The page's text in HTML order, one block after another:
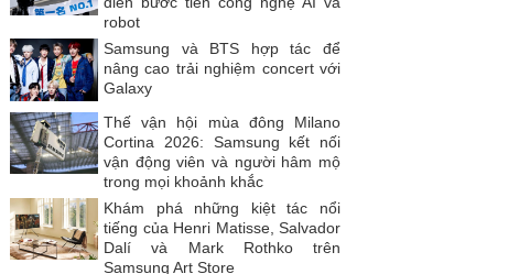
robot
Samsung và BTS hợp tác để
nâng cao trải nghiệm concert với
Galaxy
Thế vận hội mùa đông Milano
Cortina 2026: Samsung kết nối
vận động viên và người hâm mộ
trong mọi khoảnh khắc
Khám phá những kiệt tác nổi
tiếng của Henri Matisse, Salvador
Dalí và Mark Rothko trên
Samsung Art Store